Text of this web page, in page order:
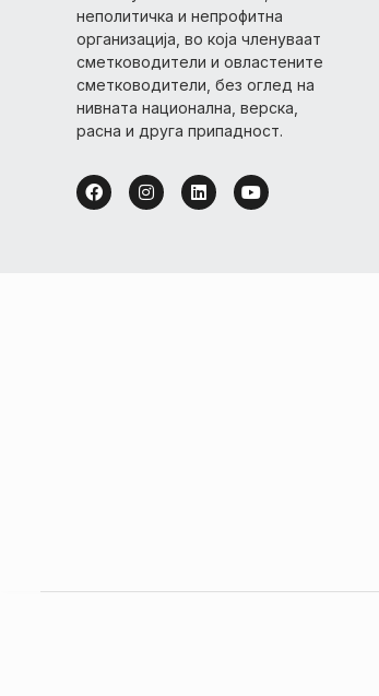
неполитичка и непрофитна
организација, во која членуваат
сметководители и овластените
сметководители, без оглед на
нивната национална, верска,
расна и друга припадност.